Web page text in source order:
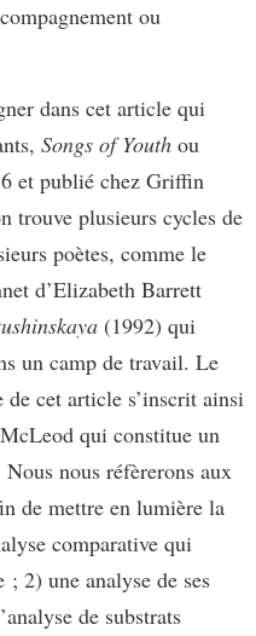
ou
dans cet article qui
Songs of Youth ou
et publié chez Griffin
trouve plusieurs cycles de
poètes, comme le
d’Elizabeth Barrett
(1992) qui
un camp de travail. Le
de cet article s’inscrit ainsi
qui constitue un
nous réfèrerons aux
de mettre en lumière la
comparative qui
2) une analyse de ses
de substrats